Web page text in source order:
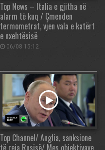
Top News – Italia e gjitha në
alarm të kuq / Çmenden
termometrat, vjen vala e katërt
e nxehtësisë
06/08 15:12
Top Channel/ Anglia, sanksione
të reja Rusisë/ Mes objektivave